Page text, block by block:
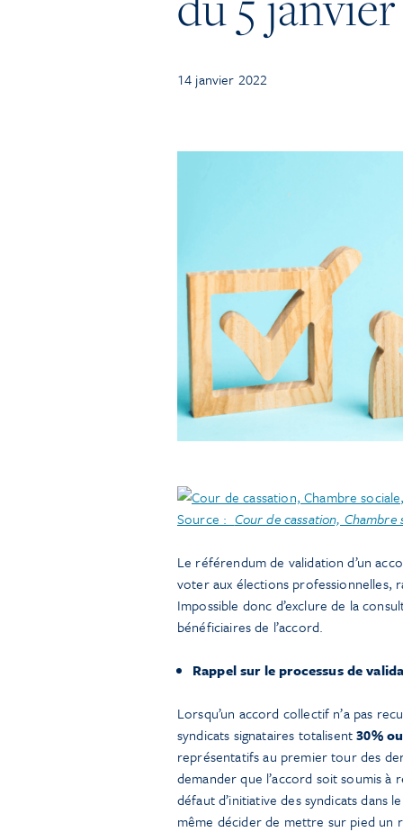
14 janvier 2022
Source : Cour de cassation,
Le référendum de validation d’un
voter aux élections professionnelles,
Impossible donc d’exclure de la
bénéficiaires de l’accord.
Rappel sur le processus de
Lorsqu’un accord collectif n’a pas
syndicats signataires totalisent30%
représentatifs au premier tour des
demander que l’accord soit soumis
défaut d’initiative des syndicats dans
même décider de mettre sur pied